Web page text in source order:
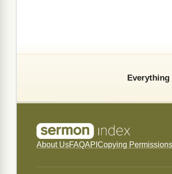
Everything
About UsFAQAPI Copying Permissions